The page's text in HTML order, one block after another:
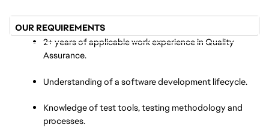
OUR REQUIREMENTS
2+ years of applicable work experience in Quality
Assurance.
Understanding of a software development lifecycle.
Knowledge of test tools, testing methodology and
processes.